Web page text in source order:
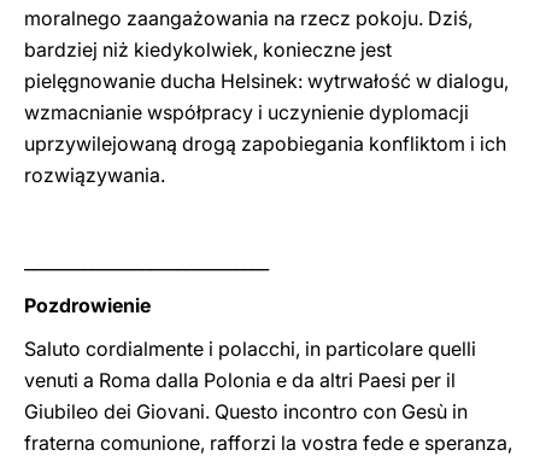
moralnego zaangażowania na rzecz pokoju. Dziś,
bardziej niż kiedykolwiek, konieczne jest
pielęgnowanie ducha Helsinek: wytrwałość w dialogu,
wzmacnianie współpracy i uczynienie dyplomacji
uprzywilejowaną drogą zapobiegania konfliktom i ich
rozwiązywania.
Pozdrowienie
Saluto cordialmente i polacchi, in particolare quelli
venuti a Roma dalla Polonia e da altri Paesi per il
Giubileo dei Giovani. Questo incontro con Gesù in
fraterna comunione, rafforzi la vostra fede e speranza,